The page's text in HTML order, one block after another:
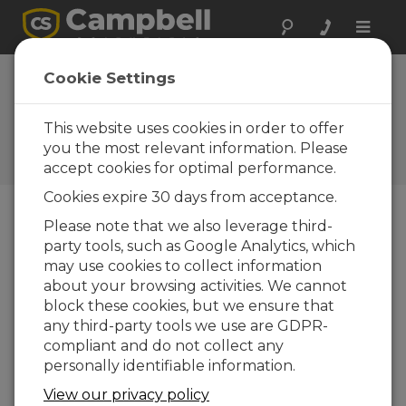
Toggle
Foire Aux
Questions
Questions fréquemment
posées au sujet de nos
produits et de nos solutions
Comment déterminer l'âge d'une
batterie rechargeable scellée ?
Cherchez une étiquette sur le dessus de la
batterie. Le timbre peut être au format de
date YYMMDDXX où :
YY est l'année
MM est le mois.
Cookie Settings
This website uses cookies in order to offer
you the most relevant information. Please
accept cookies for optimal performance.
Cookies expire 30 days from acceptance.
Please note that we also leverage third-
party tools, such as Google Analytics, which
may use cookies to collect information
about your browsing activities. We cannot
block these cookies, but we ensure that
any third-party tools we use are GDPR-
compliant and do not collect any
personally identifiable information.
View our privacy policy